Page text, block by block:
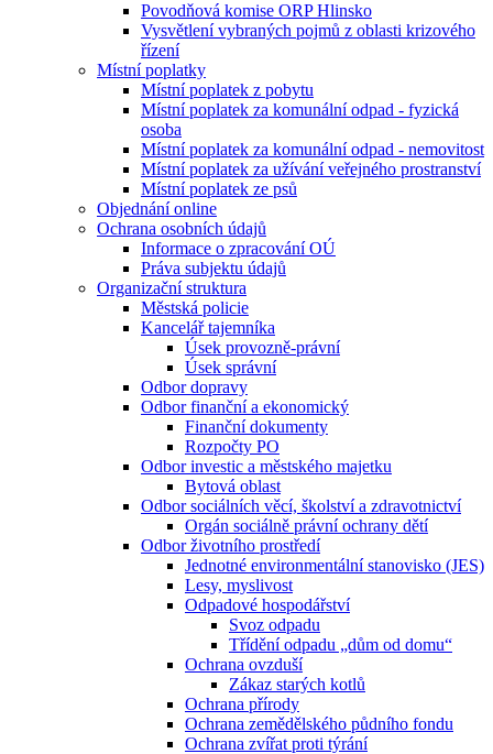
Povodňová komise ORP Hlinsko
Vysvětlení vybraných pojmů z oblasti krizového
řízení
Místní poplatky
Místní poplatek z pobytu
Místní poplatek za komunální odpad - fyzická
osoba
Místní poplatek za komunální odpad - nemovitost
Místní poplatek za užívání veřejného prostranství
Místní poplatek ze psů
Objednání online
Ochrana osobních údajů
Informace o zpracování OÚ
Práva subjektu údajů
Organizační struktura
Městská policie
Kancelář tajemníka
Úsek provozně-právní
Úsek správní
Odbor dopravy
Odbor finanční a ekonomický
Finanční dokumenty
Rozpočty PO
Odbor investic a městského majetku
Bytová oblast
Odbor sociálních věcí, školství a zdravotnictví
Orgán sociálně právní ochrany dětí
Odbor životního prostředí
Jednotné environmentální stanovisko (JES)
Lesy, myslivost
Odpadové hospodářství
Svoz odpadu
Třídění odpadu „dům od domu“
Ochrana ovzduší
Zákaz starých kotlů
Ochrana přírody
Ochrana zemědělského půdního fondu
Ochrana zvířat proti týrání